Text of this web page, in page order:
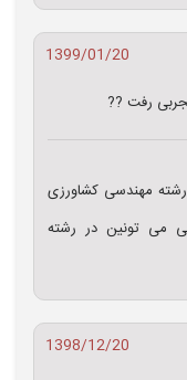
1399/01/20
رفت ??
مهندسی کشاورزی
می تونین در رشته
1398/12/20